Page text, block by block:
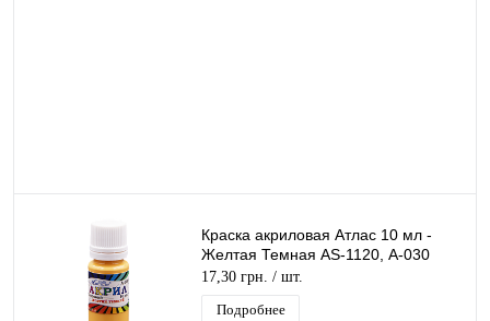
Краска акриловая Атлас 10 мл -
Желтая Темная AS-1120, А-030
17,30 грн. / шт.
Подробнее